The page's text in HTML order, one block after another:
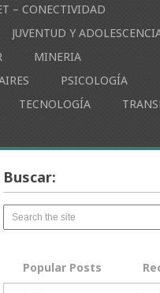
– CONECTIVIDAD
JUVENTUD Y
MINERIA
PSICOLOGÍA
TECNOLOGÍA
Buscar:
Popular Posts